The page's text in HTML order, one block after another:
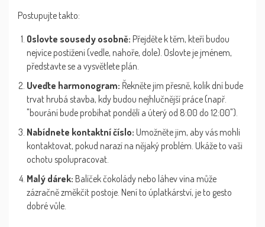
Postupujte takto:
Oslovte sousedy osobně: Přejděte k těm, kteří budou
nejvíce postiženi (vedle, nahoře, dole). Oslovte je jménem,
představte se a vysvětlete plán.
Uveďte harmonogram: Řekněte jim přesně, kolik dní bude
trvat hrubá stavba, kdy budou nejhlučnější práce (např.
"bourání bude probíhat pondělí a úterý od 8:00 do 12:00").
Nabídnete kontaktní číslo: Umožněte jim, aby vás mohli
kontaktovat, pokud narazí na nějaký problém. Ukáže to vaši
ochotu spolupracovat.
Malý dárek: Balíček čokolády nebo láhev vína může
zázračně změkčit postoje. Není to úplatkárství, je to gesto
dobré vůle.